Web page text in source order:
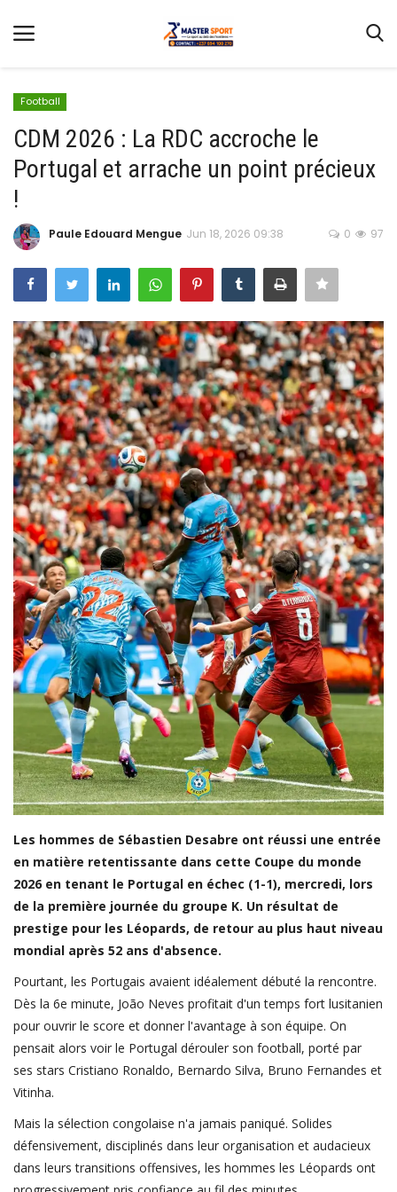
Home
Football
Gallery
Terms & Conditions
Athlétisme
Sports
CAN FÉMININE
LDC/ COUPE CAF
CAN TOTALENERGIES
Lions Indomptables
CAF
Lionnes Indomptables
Judo
Elite Football
Mercato
GSL
FEMMES & SPORT
Inside JOJ Dakar 2026
Cyclisme
FIFA
Actualités
Guides & Dossiers
Handball
Basketball
Arts Martiaux
Rugby
Tennis
Extra
Autres Sports
Football
CDM 2026 : La RDC accroche le
Portugal et arrache un point précieux
!
Paule Edouard Mengue Jun 18, 2026 09:38 97
0
Les hommes de Sébastien Desabre ont réussi une entrée
en matière retentissante dans cette Coupe du monde
2026 en tenant le Portugal en échec (1-1), mercredi, lors
de la première journée du groupe K. Un résultat de
prestige pour les Léopards, de retour au plus haut niveau
mondial après 52 ans d'absence.
Pourtant, les Portugais avaient idéalement débuté la rencontre.
Dès la 6e minute, João Neves profitait d'un temps fort lusitanien
pour ouvrir le score et donner l'avantage à son équipe. On
pensait alors voir le Portugal dérouler son football, porté par
ses stars Cristiano Ronaldo, Bernardo Silva, Bruno Fernandes et
Vitinha.
Mais la sélection congolaise n'a jamais paniqué. Solides
défensivement, disciplinés dans leur organisation et audacieux
dans leurs transitions offensives, les hommes les Léopards ont